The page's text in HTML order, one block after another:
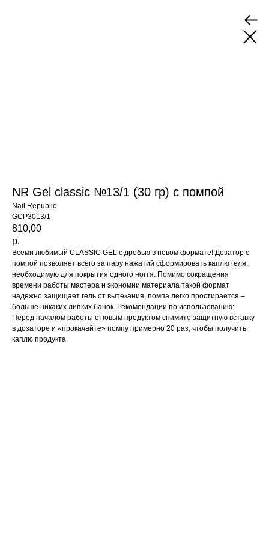
NR Gel classic №13/1 (30 гр) с помпой
Nail Republic
GCP3013/1
810,00
р.
Всеми любимый CLASSIC GEL с дробью в новом формате! Дозатор с
помпой позволяет всего за пару нажатий сформировать каплю геля,
необходимую для покрытия одного ногтя. Помимо сокращения
времени работы мастера и экономии материала такой формат
надежно защищает гель от вытекания, помпа легко простирается –
больше никаких липких банок. Рекомендации по использованию:
Перед началом работы с новым продуктом снимите защитную вставку
в дозаторе и «прокачайте» помпу примерно 20 раз, чтобы получить
каплю продукта.